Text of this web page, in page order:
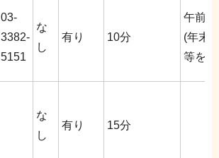
03-
3382-
5151
な
し
有り 10分
午前8
(年末
等を
な
し
有り 15分